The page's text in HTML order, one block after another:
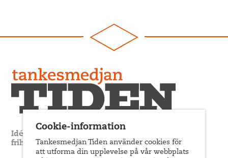
Idédebatt och analys som förnyar arbetarrörelsens
frihets- och jämlikhetssträvan
Cookie-information
Tankesmedjan Tiden använder cookies för
att utforma din upplevelse på vår webbplats